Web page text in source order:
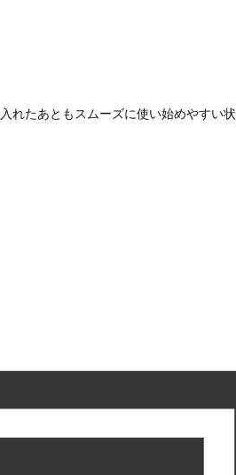
れたあともスムーズに使い始めやすい